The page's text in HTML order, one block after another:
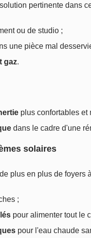
pertinente dans
ou de studio ;
une pièce mal
gaz.
plus confortables et
dans le cadre d'une
solaires
plus en plus de foyers
;
pour alimenter tout le
pour l'eau chaude